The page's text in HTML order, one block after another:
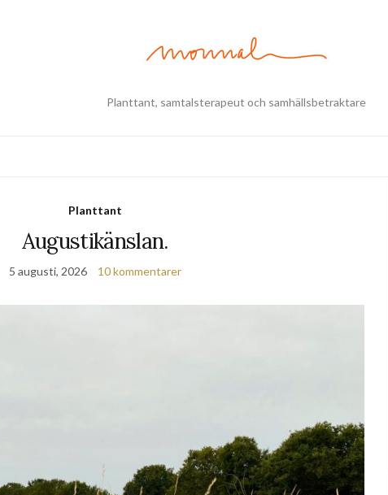
Planttant, samtalsterapeut och samhällsbetraktare
Planttant
Augustikänslan.
5 augusti, 2026 10 kommentarer